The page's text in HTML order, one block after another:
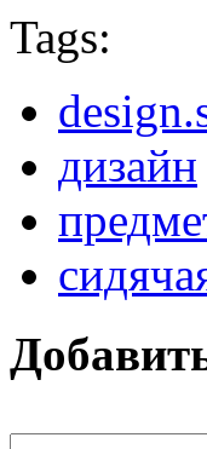
Tags:
дизайн